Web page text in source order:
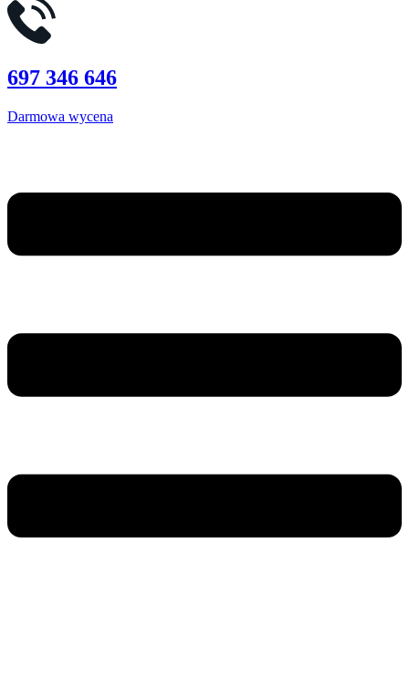
697 346 646
Darmowa wycena